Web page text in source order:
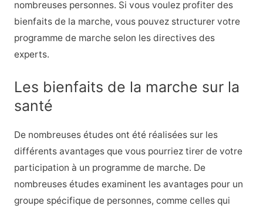
nombreuses personnes. Si vous voulez profiter des
bienfaits de la marche, vous pouvez structurer votre
programme de marche selon les directives des
experts.
Les bienfaits de la marche sur la
santé
De nombreuses études ont été réalisées sur les
différents avantages que vous pourriez tirer de votre
participation à un programme de marche. De
nombreuses études examinent les avantages pour un
groupe spécifique de personnes, comme celles qui